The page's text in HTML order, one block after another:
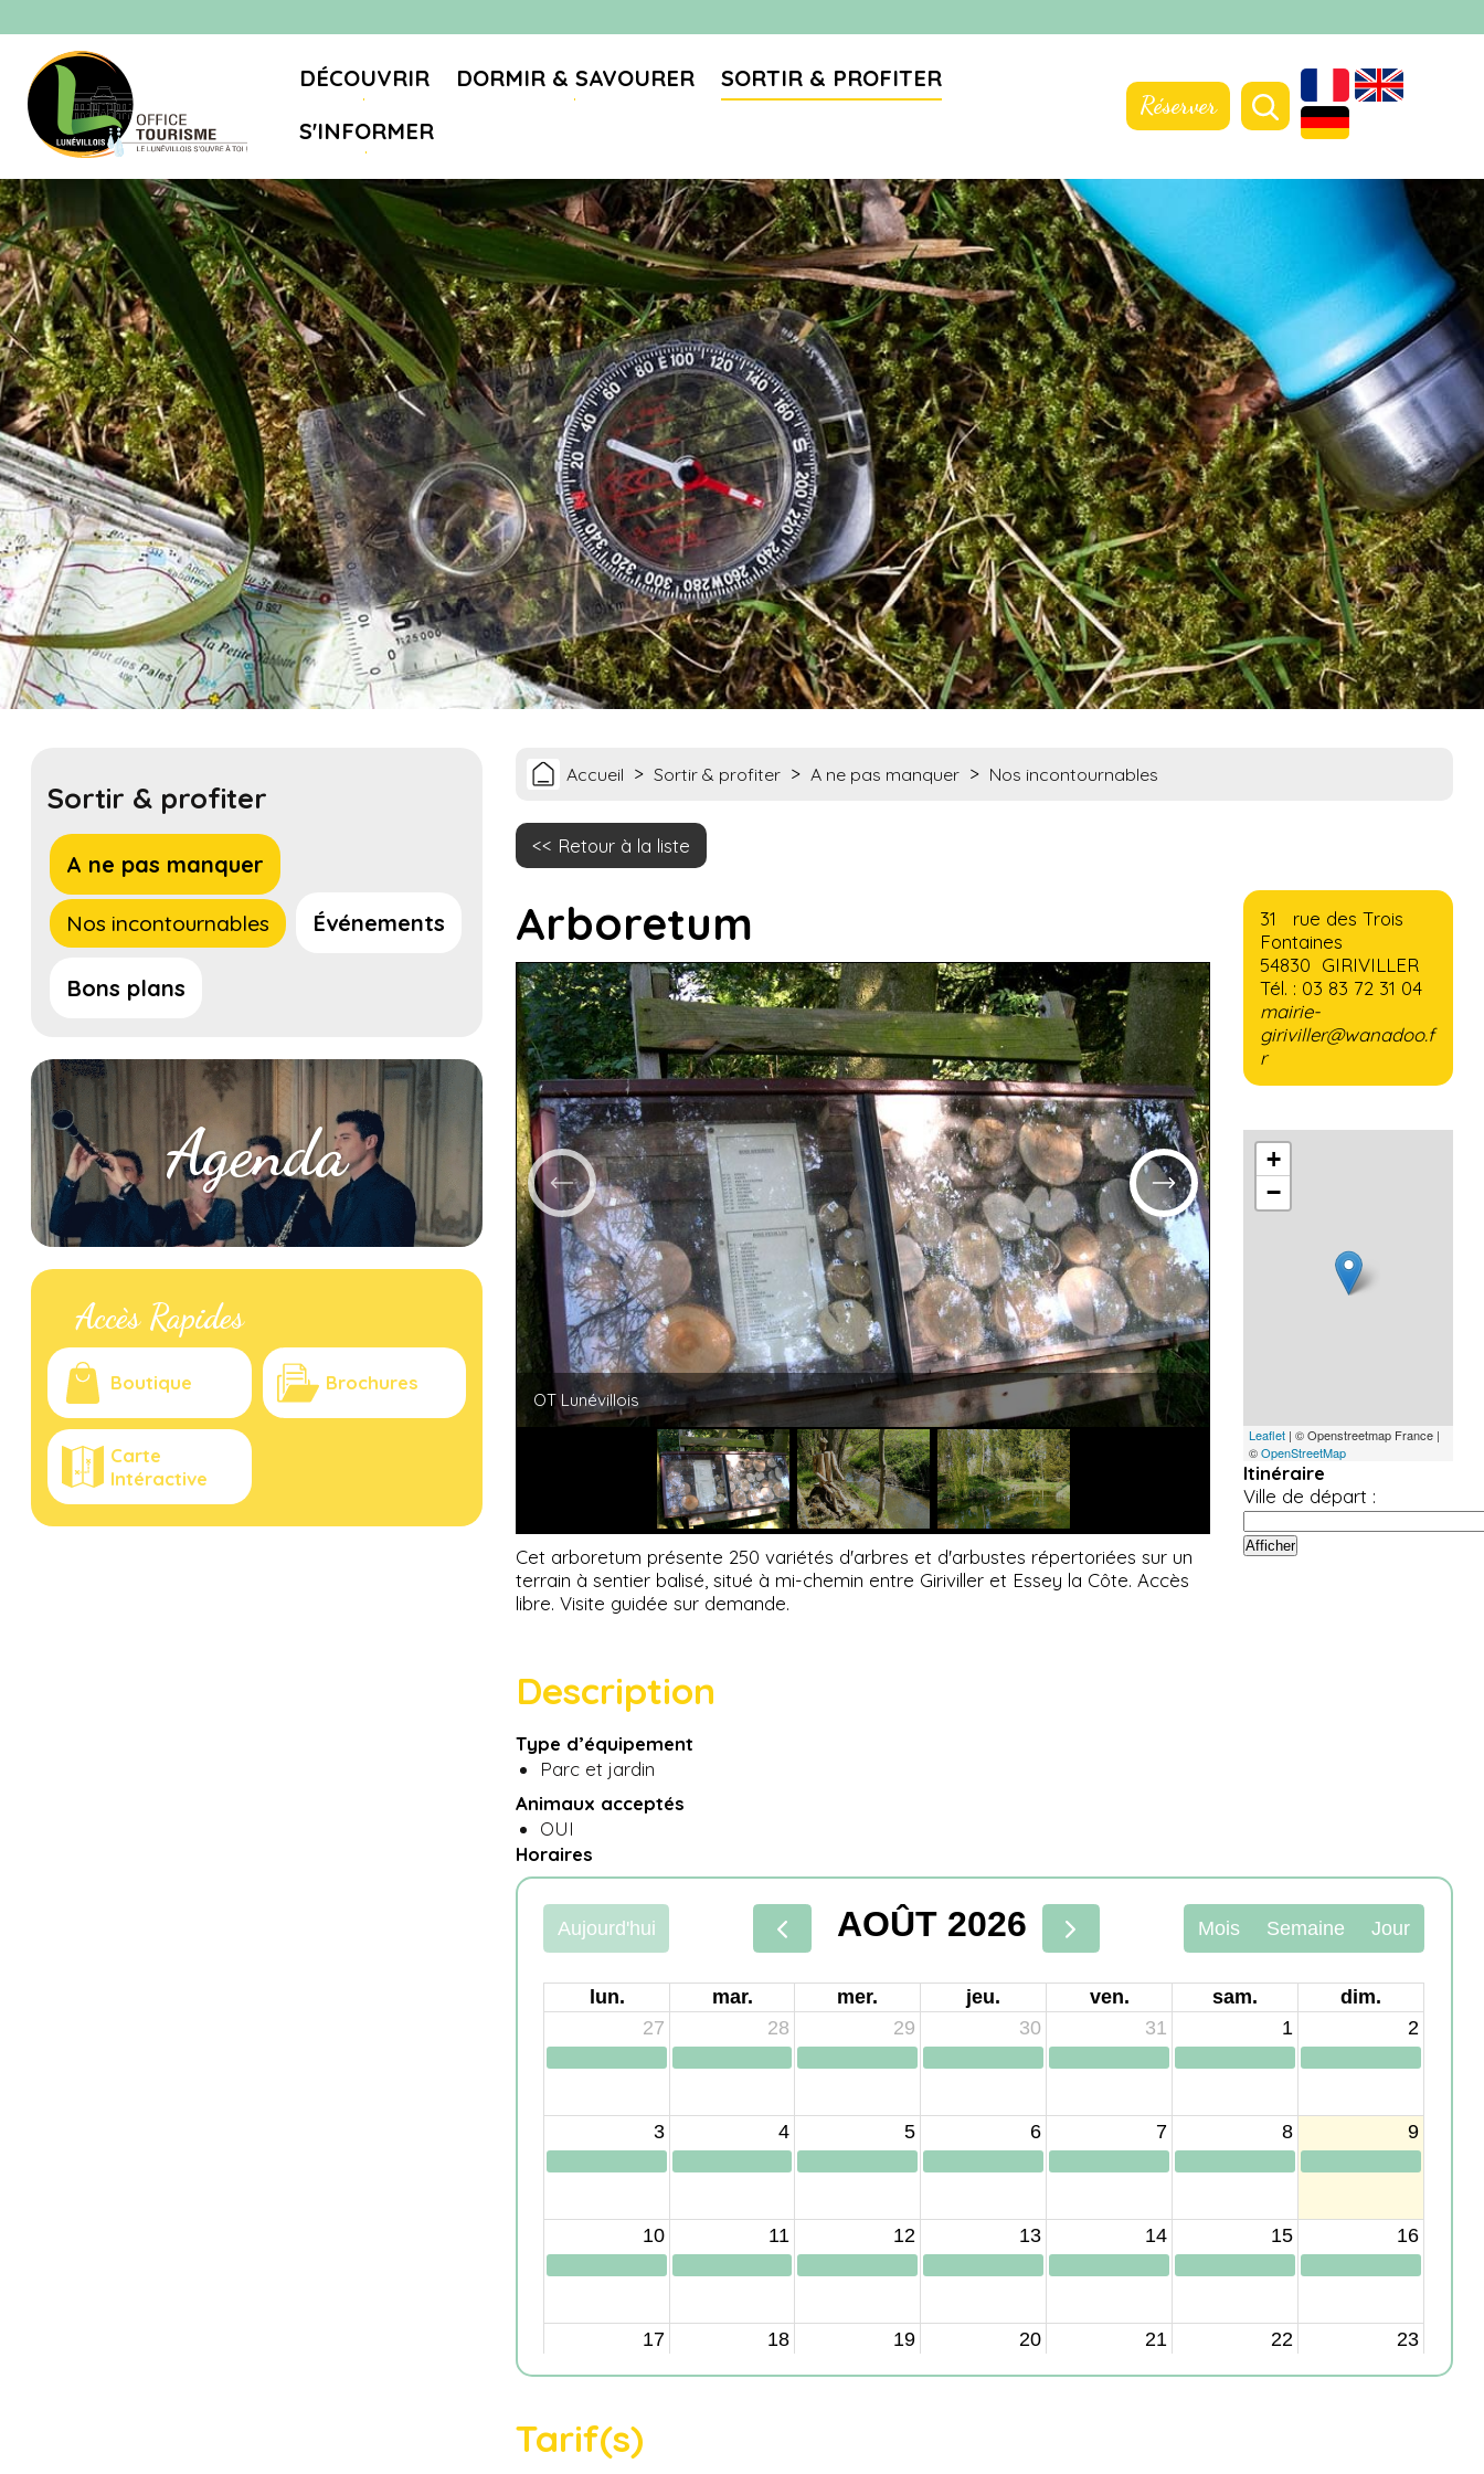
DÉCOUVRIR DORMIR & SAVOURER
SORTIR & PROFITER
S'INFORMER
Réserver
Sortir & profiter
A ne pas manquer
Nos incontournables Événements
Bons plans
Agenda
Accès Rapides
Boutique Brochures
Carte
Intéractive
Accueil > Sortir & profiter > A ne pas manquer > Nos incontournables
Retour à la liste
Arboretum
OT Lunévillois
Cet arboretum présente 250 variétés d'arbres et d'arbustes répertoriées sur un
terrain à sentier balisé, situé à mi-chemin entre Giriviller et Essey la Côte. Accès
libre. Visite guidée sur demande.
31 rue des Trois
Fontaines
54830 GIRIVILLER
Tél. : 03 83 72 31 04
mairie-
giriviller@wanadoo.f
r
+
−
Leaflet | © Openstreetmap France |
©OpenStreetMap
Itinéraire
Ville de départ :
Description
Type d’équipement
Parc et jardin
Animaux acceptés
OUI
Horaires
Tarif(s)